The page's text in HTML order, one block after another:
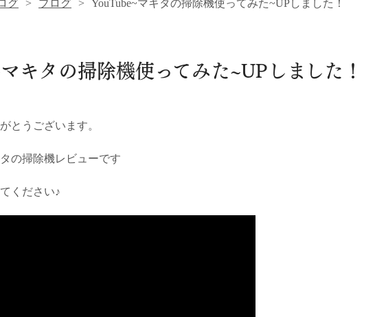
グ ブログ YouTube~マキタの掃除機使ってみた~UPしました！
キタの掃除機使ってみた~UPしました！
とうございます。
の掃除機レビューです
ください♪